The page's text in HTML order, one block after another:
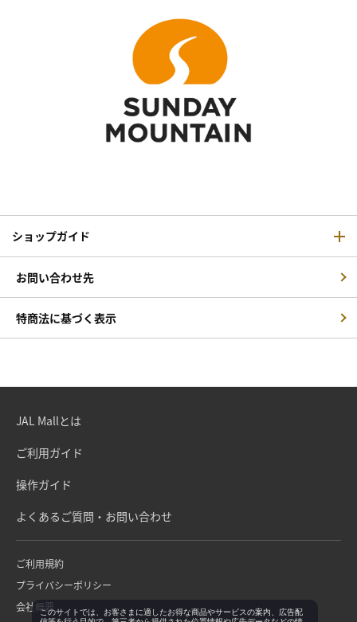
ショップガイド
お問い合わせ先
特商法に基づく表示
JAL Mallとは
ご利用ガイド
操作ガイド
よくあるご質問・お問い合わせ
ご利用規約
プライバシーポリシー
会社概要このサイトでは、お客さまに適したお得な商品やサービスの案内、広告配